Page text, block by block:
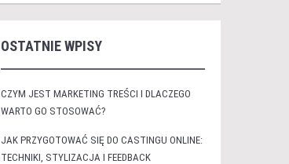
OSTATNIE WPISY
CZYM JEST MARKETING TREŚCI I DLACZEGO
WARTO GO STOSOWAĆ?
JAK PRZYGOTOWAĆ SIĘ DO CASTINGU ONLINE:
TECHNIKI, STYLIZACJA I FEEDBACK